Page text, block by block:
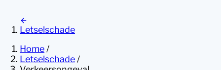
Letselschade
Home /
Letselschade /